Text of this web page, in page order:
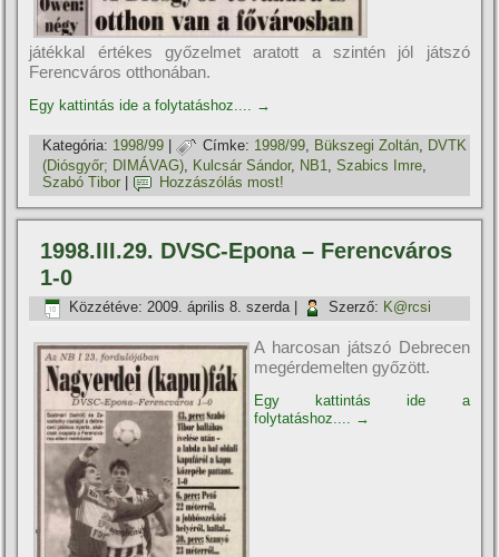
játékkal értékes győzelmet aratott a szintén jól játszó
Ferencváros otthonában.
Egy kattintás ide a folytatáshoz.... →
Kategória: 1998/99 | Címke: 1998/99, Bükszegi Zoltán, DVTK
(Diósgyőr; DIMÁVAG) Kulcsár Sándor, NB1 ,Szabics Imre
Szabó Tibor
Hozzászólás most!
1998.III.29. DVSC-Epona – Ferencváros
1-0
Közzétéve: 2009. április 8. szerda| Szerző: K@rcsi
A harcosan játszó Debrecen
megérdemelten győzött.
Egy kattintás ide a
folytatáshoz....
→